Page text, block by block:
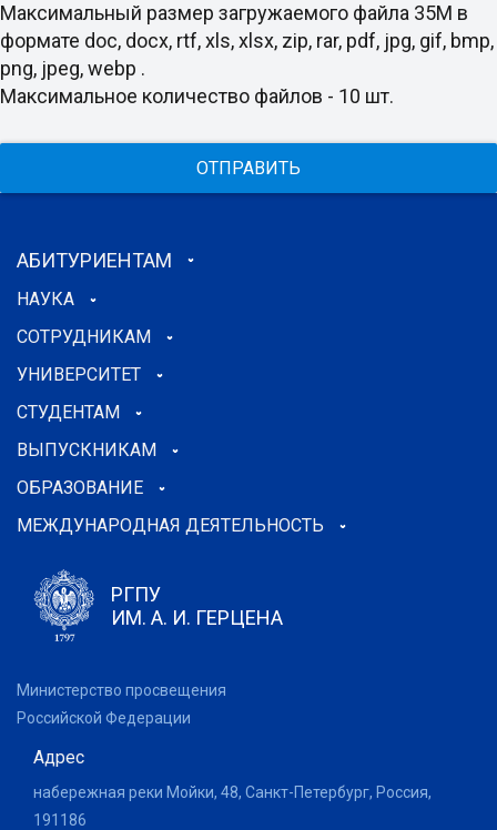
Максимальный размер загружаемого файла 35M в
формате doc, docx, rtf, xls, xlsx, zip, rar, pdf, jpg, gif, bmp,
png, jpeg, webp .
Максимальное количество файлов - 10 шт.
ОТПРАВИТЬ
АБИТУРИЕНТАМ
НАУКА
СОТРУДНИКАМ
УНИВЕРСИТЕТ
СТУДЕНТАМ
ВЫПУСКНИКАМ
ОБРАЗОВАНИЕ
МЕЖДУНАРОДНАЯ ДЕЯТЕЛЬНОСТЬ
РГПУ
ИМ. А. И. ГЕРЦЕНА
Министерство просвещения
Российской Федерации
Адрес
набережная реки Мойки, 48, Санкт-Петербург, Россия,
191186